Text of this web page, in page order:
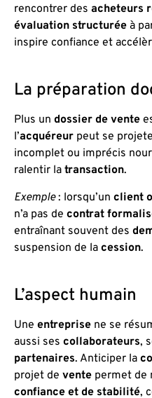
rencontrer des acheteurs
évaluation structurée à
inspire confiance et
La préparation
Plus un dossier de vente
l’acquéreur peut se
incomplet ou imprécis
ralentir la transaction.
Exemple: lorsqu’un client
n’a pas de contrat
entraînant souvent des
suspension de la cession.
L’aspect humain
Une entreprise ne se
aussi ses collaborateurs,
partenaires. Anticiper la
projet de vente permet de
confiance et de stabilité,